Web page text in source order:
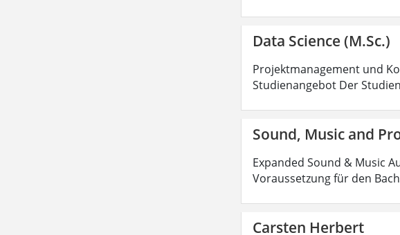
Data Science (M.Sc.)
Projektmanagement und
Studienangebot Der
Sound, Music and
Expanded Sound & Music
Voraussetzung für den
Carsten Herbert